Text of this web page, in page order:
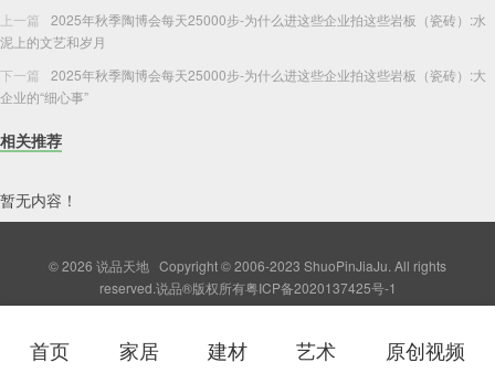
上一篇
2025年秋季陶博会每天25000步-为什么进这些企业拍这些岩板（瓷砖）:水
泥上的文艺和岁月
下一篇
2025年秋季陶博会每天25000步-为什么进这些企业拍这些岩板（瓷砖）:大
企业的“细心事”
相关推荐
暂无内容！
© 2026 说品天地 Copyright © 2006-2023 ShuoPinJiaJu. All rights
reserved.说品®版权所有粤ICP备2020137425号-1
首页 家居 建材 艺术 原创视频